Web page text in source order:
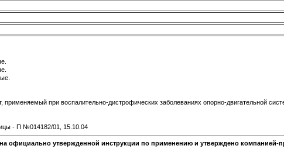
применяемый при воспалительно-дистрофических заболеваниях опорно-двигательной
- П №014182/01, 15.10.04
официально утвержденной инструкции по применению и утверждено компанией-